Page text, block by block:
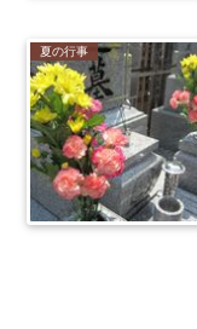
夏の行事